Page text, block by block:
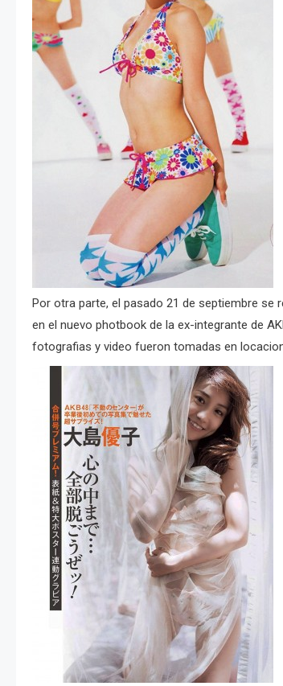
Por otra parte, el pasado 21 de septiembre se
en el nuevo photbook de la ex-integrante de
fotografias y video fueron tomadas en